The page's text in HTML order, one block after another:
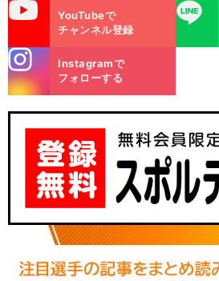
YouTubeで
チャンネル登録
LINE
m
Instagramで
フォローする